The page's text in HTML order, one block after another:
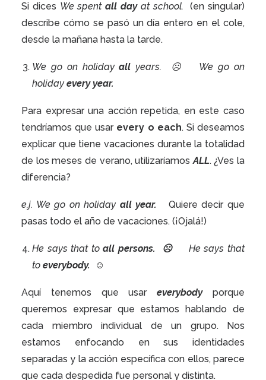
Si dices We spentall dayat school.
(en singular)
describe cómo se pasó un día entero en el cole,
desde la mañana hasta la tarde.
We go on holidayall years. ☹ We go on
holiday every year.
Para expresar una acción repetida, en este caso
tendríamos que usar every o each. Si deseamos
explicar que tiene vacaciones durante la totalidad
de los meses de verano, utilizaríamosALL. ¿Ves la
diferencia?
e.j. We go on holiday all year.
Quiere decir que
pasas todo el año de vacaciones. (¡Ojalá!)
He says that toall persons. ☹ He says that
to everybody. ☺
Aquí tenemos que usareverybodyporque
queremos expresar que estamos hablando de
cada miembro individual de un grupo. Nos
estamos enfocando en sus identidades
separadas y la acción específica con ellos, parece
que cada despedida fue personal y distinta.